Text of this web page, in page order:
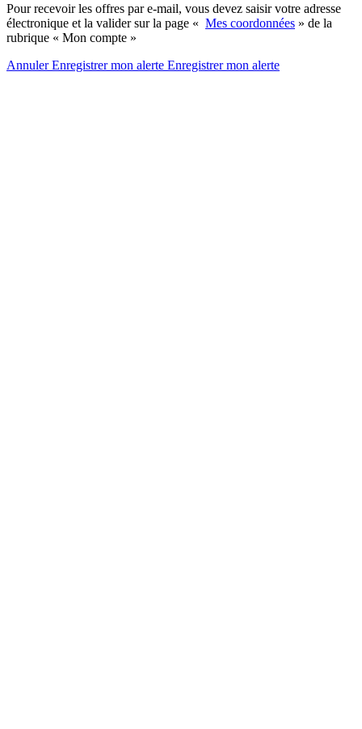
Pour recevoir les offres par e-mail, vous devez saisir votre adresse
électronique et la valider sur la page « Mes coordonnées » de la
rubrique « Mon compte »
AnnulerEnregistrer mon alerte Enregistrermon alerte